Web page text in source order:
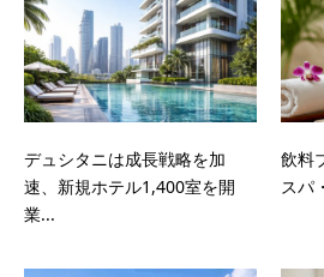
デュシタニは成長戦略を加
速、新規ホテル1,400室を開
業...
飲料
スパ